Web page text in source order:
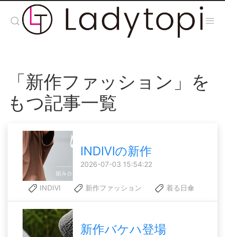
「新作ファッション」を
もつ記事一覧
INDIVIの新作
2026-07-03 15:54:22
INDIVI 新作ファッション 着る日傘
新作バケハ登場